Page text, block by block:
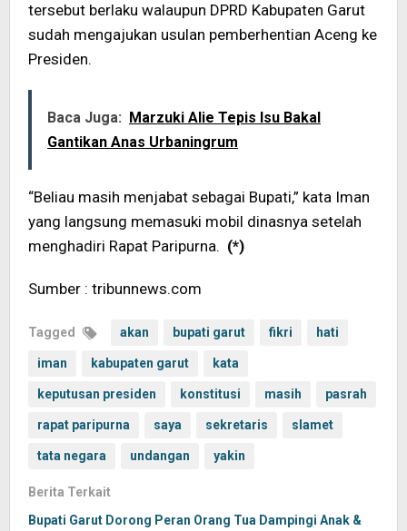
tersebut berlaku walaupun DPRD Kabupaten Garut
sudah mengajukan usulan pemberhentian Aceng ke
Presiden.
Baca Juga: Marzuki Alie Tepis Isu Bakal
Gantikan Anas Urbaningrum
“Beliau masih menjabat sebagai Bupati,” kata Iman
yang langsung memasuki mobil dinasnya setelah
menghadiri Rapat Paripurna. (*)
Sumber : tribunnews.com
Tagged akan bupati garut fikri hati
iman kabupaten garut kata
keputusan presiden konstitusi masih pasrah
rapat paripurna saya sekretaris slamet
tata negara undangan yakin
Berita Terkait
Bupati Garut Dorong Peran Orang Tua Dampingi Anak &